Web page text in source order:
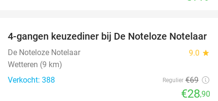
58%
4-gangen keuzediner bij De Noteloze Notelaar
De Noteloze Notelaar 9.0 star
Wetteren (9 km)
Verkocht: 388
Regulier €69
€28,90